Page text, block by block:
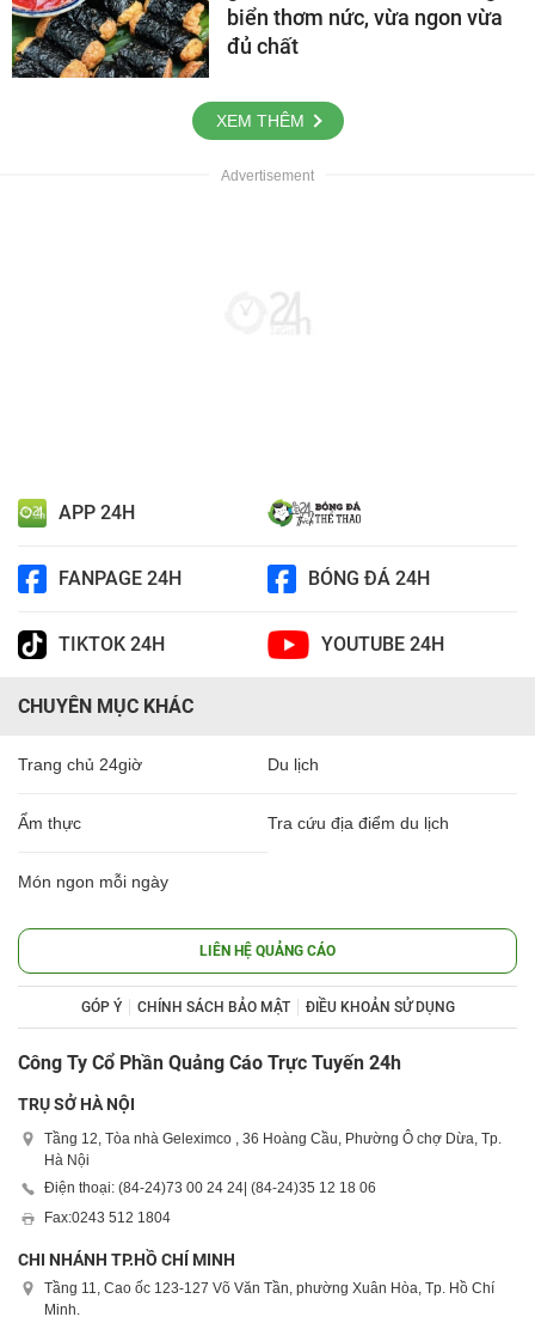
biển thơm nức, vừa ngon vừa
đủ chất
XEM THÊM
APP 24H
FANPAGE 24H BÓNG ĐÁ 24H
TIKTOK 24H YOUTUBE 24H
CHUYÊN MỤC KHÁC
Trang chủ 24giờ Du lịch
Ẩm thực Tra cứu địa điểm du lịch
Món ngon mỗi ngày
LIÊN HỆ QUẢNG CÁO
GÓP Ý CHÍNH SÁCH BẢO MẬT ĐIỀU KHOẢN SỬ DỤNG
Công Ty Cổ Phần Quảng Cáo Trực Tuyến 24h
TRỤ SỞ HÀ NỘI
Tầng 12, Tòa nhà Geleximco , 36 Hoàng Cầu, Phường Ô chợ Dừa, Tp.
Hà Nội
Điện thoại: (84-24)73 00 24 24 | (84-24)35 12 18 06
Fax:0243 512 1804
CHI NHÁNH TP.HỒ CHÍ MINH
Tầng 11, Cao ốc 123-127 Võ Văn Tần, phường Xuân Hòa, Tp. Hồ Chí
Minh.